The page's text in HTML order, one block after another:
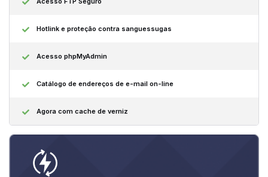
Hotlink e proteção contra sanguessugas
Acesso phpMyAdmin
Catálogo de endereços de e-mail on-line
Agora com cache de verniz